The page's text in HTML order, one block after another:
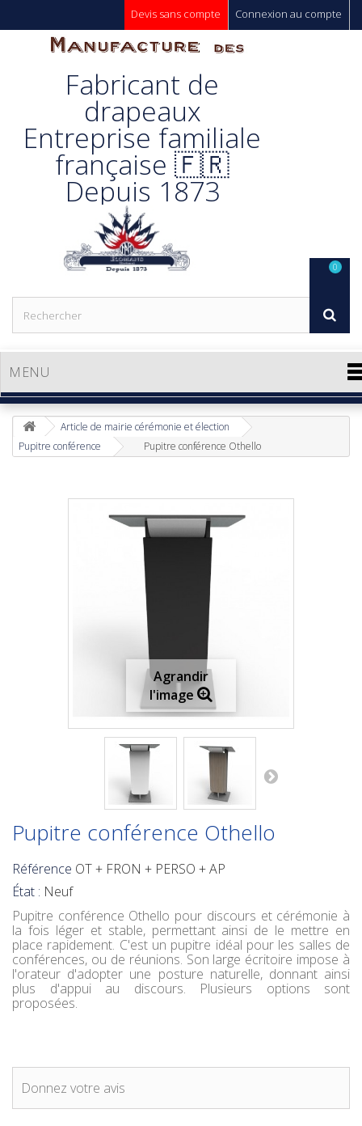
Connexion au compte
Devis sans compte
Manufacture
Des
Drapeaux
Unic s.a.
Fabricant de
drapeaux
Entreprise familiale
française 🇫🇷
Depuis 1873
MENU
0
Article de mairie cérémonie et élection
Pupitre conférence
Pupitre conférence Othello
Agrandir
l'image
Pupitre conférence Othello
Référence OT + FRON + PERSO + AP
État : Neuf
Pupitre conférence Othello pour discours et cérémonie à
la fois léger et stable, permettant ainsi de le mettre en
place rapidement. C'est un pupitre idéal pour les salles de
conférences, ou de réunions. Son large écritoire impose à
l'orateur d'adopter une posture naturelle, donnant ainsi
plus d'appui au discours. Plusieurs options sont
proposées.
Donnez votre avis